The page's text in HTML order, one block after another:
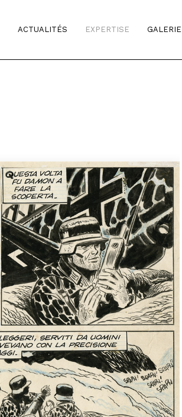
ACTUALITÉS EXPERTISE GALERIE